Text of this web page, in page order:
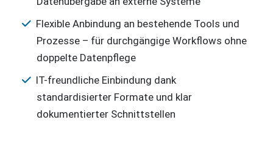
Flexible Anbindung an bestehende Tools und
Prozesse – für durchgängige Workflows ohne
doppelte Datenpflege
IT-freundliche Einbindung dank
standardisierter Formate und klar
dokumentierter Schnittstellen